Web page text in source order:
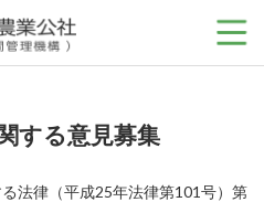
公益財団法人 群
する意見募集
法律（平成25年法律第101号）第